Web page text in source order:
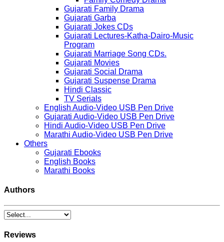
Gujarati Family Drama
Gujarati Garba
Gujarati Jokes CDs
Gujarati Lectures-Katha-Dairo-Music
Program
Gujarati Marriage Song CDs.
Gujarati Movies
Gujarati Social Drama
Gujarati Suspense Drama
Hindi Classic
TV Serials
English Audio-Video USB Pen Drive
Gujarati Audio-Video USB Pen Drive
Hindi Audio-Video USB Pen Drive
Marathi Audio-Video USB Pen Drive
Others
Gujarati Ebooks
English Books
Marathi Books
Authors
Reviews